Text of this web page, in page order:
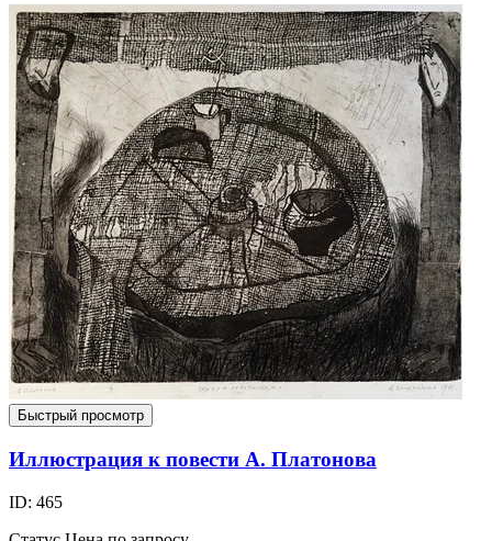
Быстрый просмотр
Иллюстрация к повести А. Платонова
ID: 465